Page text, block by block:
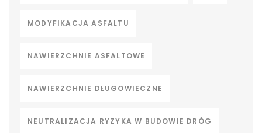
MODYFIKACJA ASFALTU
NAWIERZCHNIE ASFALTOWE
NAWIERZCHNIE DŁUGOWIECZNE
NEUTRALIZACJA RYZYKA W BUDOWIE DRÓG